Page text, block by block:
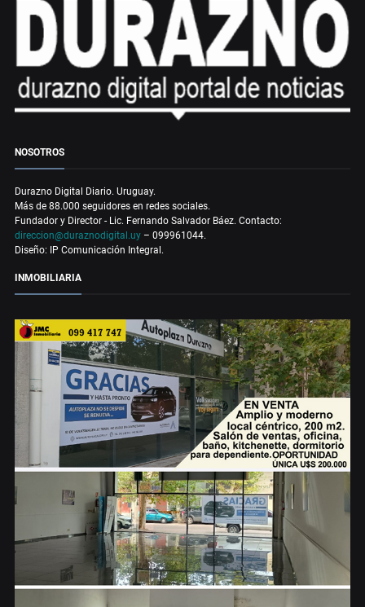
NOSOTROS
Durazno Digital Diario. Uruguay.
Más de 88.000 seguidores en redes sociales.
Fundador y Director - Lic. Fernando Salvador Báez. Contacto:
direccion@duraznodigital.uy – 099961044.
Diseño: IP Comunicación Integral.
INMOBILIARIA